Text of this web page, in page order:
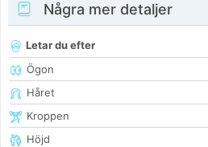
Några mer detaljer
Letar du efter
Ögon
Håret
Kroppen
Höjd